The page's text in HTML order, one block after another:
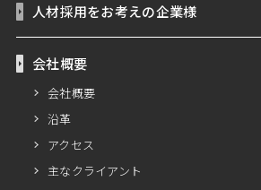
人材採用をお考えの企業様
会社概要
会社概要
沿革
アクセス
主なクライアント